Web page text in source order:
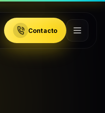
Contacto